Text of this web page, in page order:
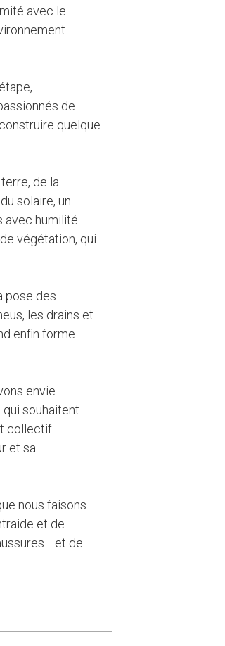
avec le
de
quelque
de la
solaire, un
humilité.
végétation, qui
pose des
les drains et
enfin forme
envie
souhaitent
collectif
et sa
nous faisons.
et de
et de